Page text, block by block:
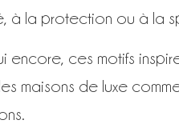
à la protection ou à la
encore, ces motifs
maisons de luxe